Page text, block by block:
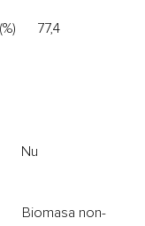
(%) 77,4
Nu
Biomasa non-